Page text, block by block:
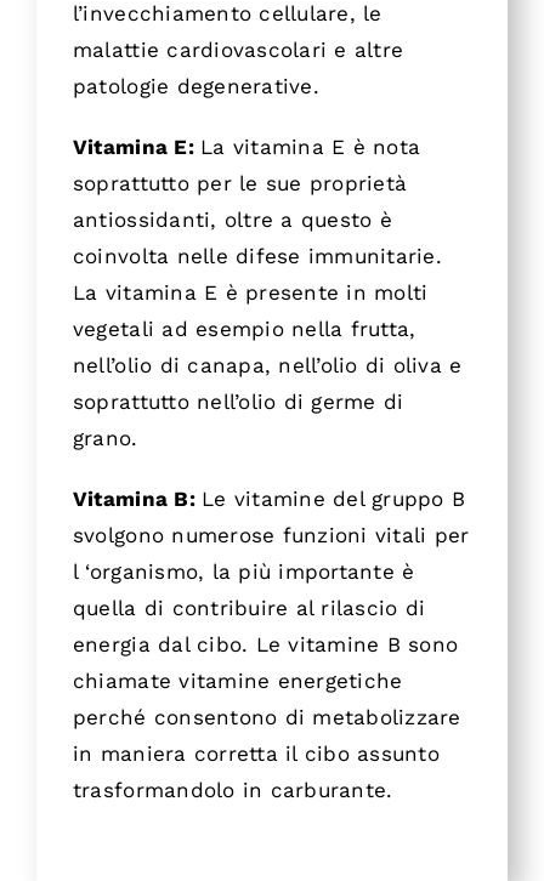
l’invecchiamento cellulare, le
malattie cardiovascolari e altre
patologie degenerative.
Vitamina E: La vitamina E è nota
soprattutto per le sue proprietà
antiossidanti, oltre a questo è
coinvolta nelle difese immunitarie.
La vitamina E è presente in molti
vegetali ad esempio nella frutta,
nell’olio di canapa, nell’olio di oliva e
soprattutto nell’olio di germe di
grano.
Vitamina B: Le vitamine del gruppo B
svolgono numerose funzioni vitali per
l ‘organismo, la più importante è
quella di contribuire al rilascio di
energia dal cibo. Le vitamine B sono
chiamate vitamine energetiche
perché consentono di metabolizzare
in maniera corretta il cibo assunto
trasformandolo in carburante.